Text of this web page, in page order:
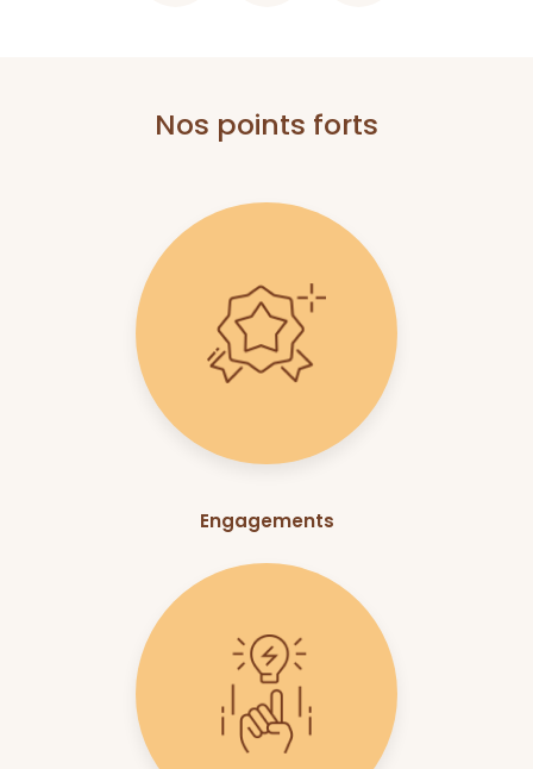
Nos points forts
Engagements